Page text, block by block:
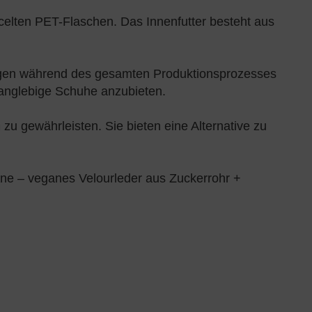
PET-Flaschen. Das Innenfutter besteht aus
während des gesamten Produktionsprozesses
Schuhe anzubieten.
gewährleisten. Sie bieten eine Alternative zu
– veganes Velourleder aus Zuckerrohr +